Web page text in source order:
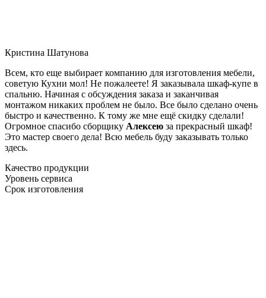
Кристина Шатунова
Всем, кто еще выбирает компанию для изготовления мебели,
советую Кухни мол! Не пожалеете! Я заказывала шкаф-купе в
спальню. Начиная с обсуждения заказа и заканчивая
монтажом никаких проблем не было. Все было сделано очень
быстро и качественно. К тому же мне ещё скидку сделали!
Огромное спасибо сборщику Алексею за прекрасный шкаф!
Это мастер своего дела! Всю мебель буду заказывать только
здесь.
Качество продукции
Уровень сервиса
Срок изготовления